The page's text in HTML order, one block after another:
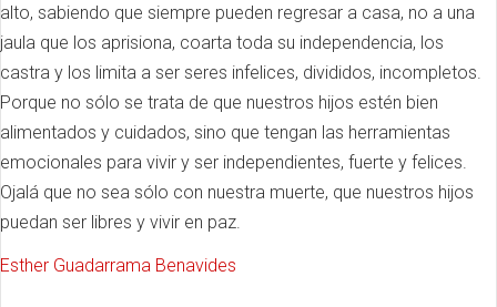
alto, sabiendo que siempre pueden regresar a casa, no a una
jaula que los aprisiona, coarta toda su independencia, los
castra y los limita a ser seres infelices, divididos, incompletos.
Porque no sólo se trata de que nuestros hijos estén bien
alimentados y cuidados, sino que tengan las herramientas
emocionales para vivir y ser independientes, fuerte y felices.
Ojalá que no sea sólo con nuestra muerte, que nuestros hijos
puedan ser libres y vivir en paz.
Esther Guadarrama Benavides